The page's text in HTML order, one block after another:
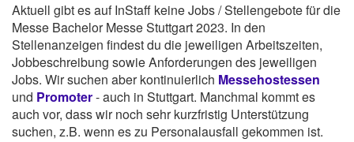
Aktuell gibt es auf InStaff keine Jobs / Stellengebote für die
Messe Bachelor Messe Stuttgart 2023. In den
Stellenanzeigen findest du die jeweiligen Arbeitszeiten,
Jobbeschreibung sowie Anforderungen des jeweiligen
Jobs. Wir suchen aber kontinuierlich Messehostessen
und Promoter- auch in Stuttgart. Manchmal kommt es
auch vor, dass wir noch sehr kurzfristig Unterstützung
suchen, z.B. wenn es zu Personalausfall gekommen ist.